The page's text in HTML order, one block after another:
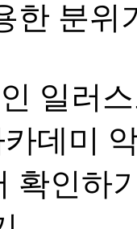
한 분위
일러
카데미
확인하